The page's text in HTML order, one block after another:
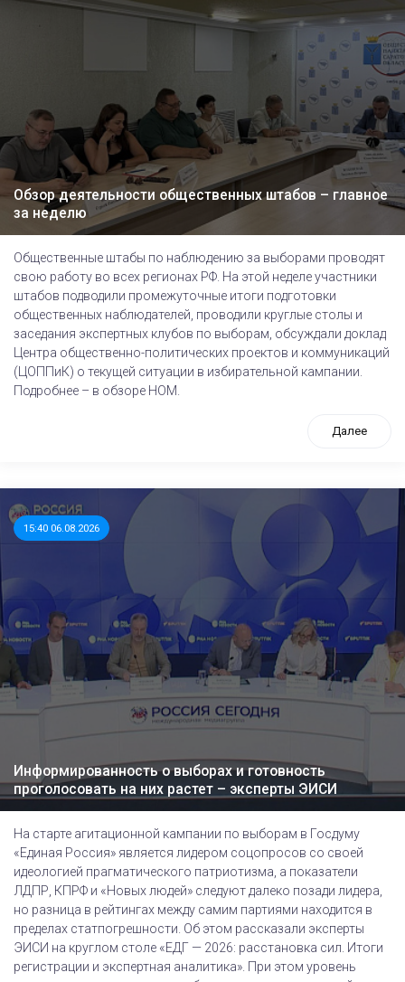
Обзор деятельности общественных штабов – главное
за неделю
Общественные штабы по наблюдению за выборами проводят
свою работу во всех регионах РФ. На этой неделе участники
штабов подводили промежуточные итоги подготовки
общественных наблюдателей, проводили круглые столы и
заседания экспертных клубов по выборам, обсуждали доклад
Центра общественно-политических проектов и коммуникаций
(ЦОППиК) о текущей ситуации в избирательной кампании.
Подробнее – в обзоре НОМ.
Далее
15:40 06.08.2026
Информированность о выборах и готовность
проголосовать на них растет – эксперты ЭИСИ
На старте агитационной кампании по выборам в Госдуму
«Единая Россия» является лидером соцопросов со своей
идеологией прагматического патриотизма, а показатели
ЛДПР, КПРФ и «Новых людей» следуют далеко позади лидера,
но разница в рейтингах между самим партиями находится в
пределах статпогрешности. Об этом рассказали эксперты
ЭИСИ на круглом столе «ЕДГ — 2026: расстановка сил. Итоги
регистрации и экспертная аналитика». При этом уровень